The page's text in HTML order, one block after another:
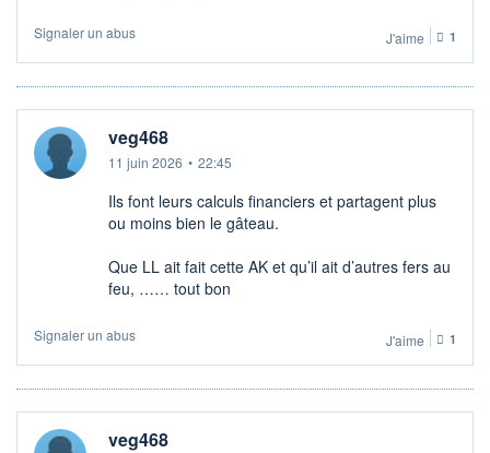
Signaler un abus J'aime 1
veg468
11 juin 2026 • 22:45
Ils font leurs calculs financiers et partagent plus
ou moins bien le gâteau.
Que LL ait fait cette AK et qu’il ait d’autres fers au
feu, …… tout bon
Signaler un abus J'aime 1
veg468